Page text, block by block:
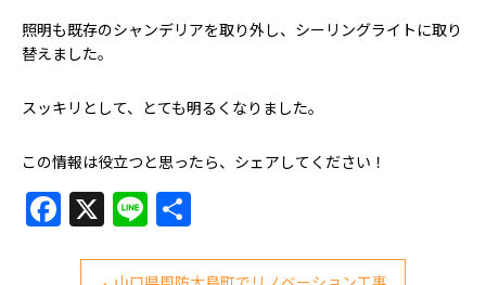
照明も既存のシャンデリアを取り外し、シーリングライトに取り
替えました。
スッキリとして、とても明るくなりました。
この情報は役立つと思ったら、シェアしてください！
Facebook
X Line